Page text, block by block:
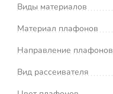
Виды материалов
Материал плафонов
Направление плафонов
Вид рассеивателя